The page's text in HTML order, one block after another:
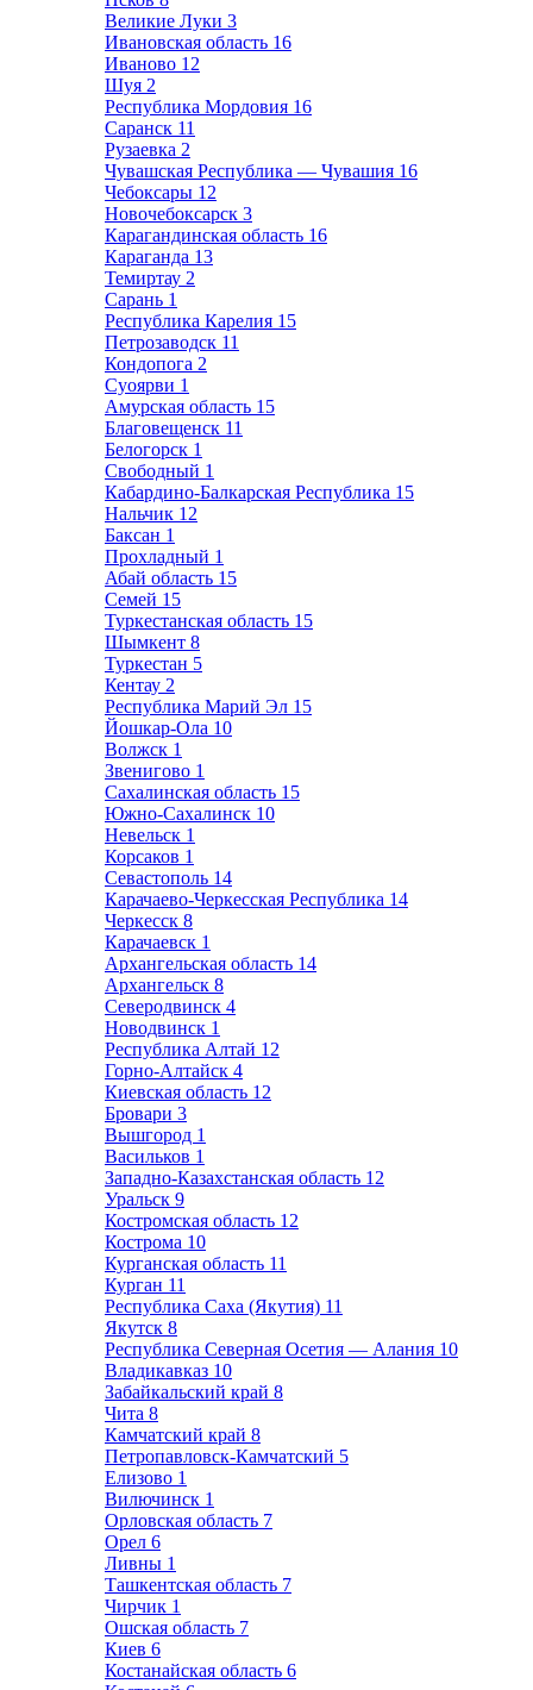
Великие Луки 3
Ивановская область 16
Иваново 12
Шуя 2
Республика Мордовия 16
Саранск 11
Рузаевка 2
Чувашская Республика — Чувашия 16
Чебоксары 12
Новочебоксарск 3
Карагандинская область 16
Караганда 13
Темиртау 2
Сарань 1
Республика Карелия 15
Петрозаводск 11
Кондопога 2
Суоярви 1
Амурская область 15
Благовещенск 11
Белогорск 1
Свободный 1
Кабардино-Балкарская Республика 15
Нальчик 12
Баксан 1
Прохладный 1
Абай область 15
Семей 15
Туркестанская область 15
Шымкент 8
Туркестан 5
Кентау 2
Республика Марий Эл 15
Йошкар-Ола 10
Волжск 1
Звенигово 1
Сахалинская область 15
Южно-Сахалинск 10
Невельск 1
Корсаков 1
Севастополь 14
Карачаево-Черкесская Республика 14
Черкесск 8
Карачаевск 1
Архангельская область 14
Архангельск 8
Северодвинск 4
Новодвинск 1
Республика Алтай 12
Горно-Алтайск 4
Киевская область 12
Бровари 3
Вышгород 1
Васильков 1
Западно-Казахстанская область 12
Уральск 9
Костромская область 12
Кострома 10
Курганская область 11
Курган 11
Республика Саха (Якутия) 11
Якутск 8
Республика Северная Осетия — Алания 10
Владикавказ 10
Забайкальский край 8
Чита 8
Камчатский край 8
Петропавловск-Камчатский 5
Елизово 1
Вилючинск 1
Орловская область 7
Орел 6
Ливны 1
Ташкентская область 7
Чирчик 1
Ошская область 7
Киев 6
Костанайская область 6